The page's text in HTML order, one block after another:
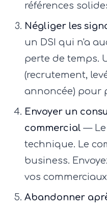
références
Négliger les
un DSI qui n'a
perte de temps.
(recrutement,
annoncée) pour
Envoyer un
commercial —
technique. Le
business.
vos
Abandonner